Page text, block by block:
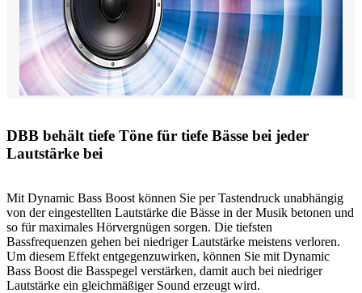
DBB behält tiefe Töne für tiefe Bässe bei jeder
Lautstärke bei
Mit Dynamic Bass Boost können Sie per Tastendruck unabhängig
von der eingestellten Lautstärke die Bässe in der Musik betonen und
so für maximales Hörvergnügen sorgen. Die tiefsten
Bassfrequenzen gehen bei niedriger Lautstärke meistens verloren.
Um diesem Effekt entgegenzuwirken, können Sie mit Dynamic
Bass Boost die Basspegel verstärken, damit auch bei niedriger
Lautstärke ein gleichmäßiger Sound erzeugt wird.